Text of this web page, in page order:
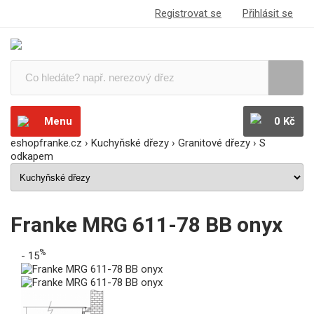
Registrovat se Přihlásit se
Menu
0 Kč
eshopfranke.cz › Kuchyňské dřezy › Granitové dřezy › S
odkapem
Franke MRG 611-78 BB onyx
- 15%